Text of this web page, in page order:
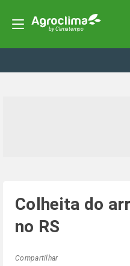
Colheita do
no RS
Compartilhar